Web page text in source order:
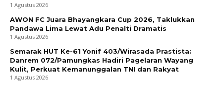
1 Agustus 2026
AWON FC Juara Bhayangkara Cup 2026, Taklukkan
Pandawa Lima Lewat Adu Penalti Dramatis
1 Agustus 2026
Semarak HUT Ke-61 Yonif 403/Wirasada Prastista:
Danrem 072/Pamungkas Hadiri Pagelaran Wayang
Kulit, Perkuat Kemanunggalan TNI dan Rakyat
1 Agustus 2026